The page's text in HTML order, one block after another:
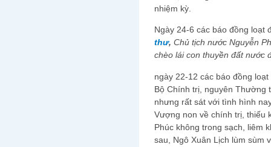
nhiệm kỳ.
Ngày 24-6 các báo đồng loạt
thư, Chủ tịch nước Nguyễn
chèo lái con thuyền đất nước
ngày 22-12 các báo đồng
Bộ Chính trị, nguyên Thường
nhưng rất sát với tình hình
Vượng non về chính trị, thiếu
Phúc không trong sạch, liêm
sau, Ngô Xuân Lịch lùm sùm